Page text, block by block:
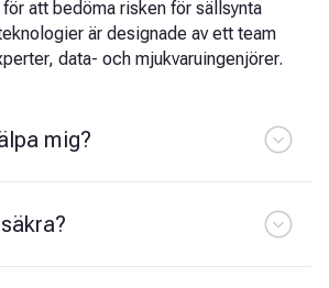
att bedöma risken för sällsynta
är designade av ett team
data- och mjukvaruingenjörer.
mig?